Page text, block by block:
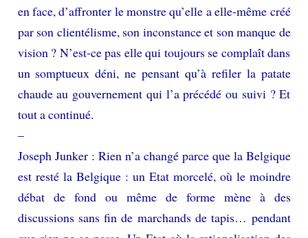
en face, d’affronter le monstre qu’elle a elle-même créé
par son clientélisme, son inconstance et son manque de
vision ? N’est-ce pas elle qui toujours se complaît dans
un somptueux déni, ne pensant qu’à refiler la patate
chaude au gouvernement qui l’a précédé ou suivi ? Et
tout a continué.
–
Joseph Junker : Rien n’a changé parce que la Belgique
est resté la Belgique : un Etat morcelé, où le moindre
débat de fond ou même de forme mène à des
discussions sans fin de marchands de tapis… pendant